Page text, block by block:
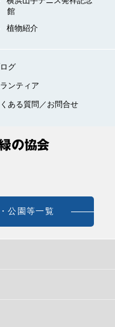
館
植物紹介
グ
ンティア
ある質問／お問合せ
公園等一覧